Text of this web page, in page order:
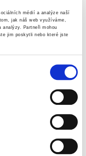
médií a analýze naší
jak náš web využíváme,
analýzy.
Partneři mohou
jim poskytli nebo které jste
Basic-Board